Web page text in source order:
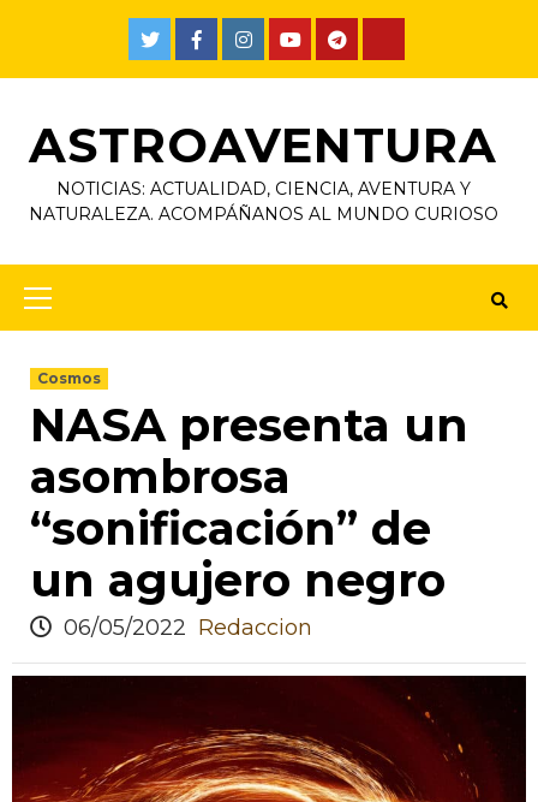
ASTROAVENTURA
NOTICIAS: ACTUALIDAD, CIENCIA, AVENTURA Y
NATURALEZA. ACOMPÁÑANOS AL MUNDO CURIOSO
Cosmos
NASA presenta un
asombrosa
“sonificación” de
un agujero negro
06/05/2022 Redaccion